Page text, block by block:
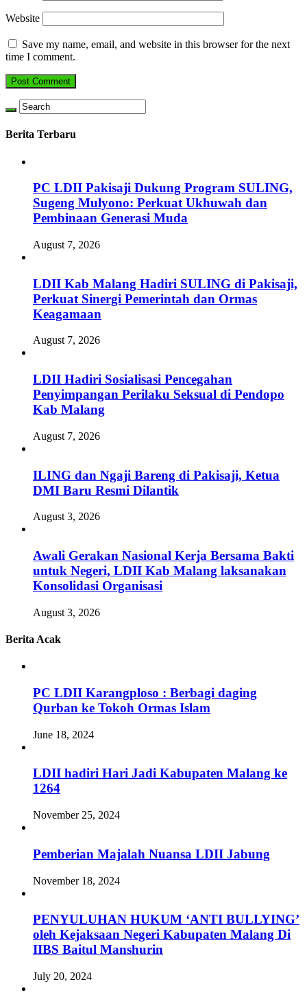
Website
Save my name, email, and website in this browser for the next
time I comment.
Berita Terbaru
PC LDII Pakisaji Dukung Program SULING,
Sugeng Mulyono: Perkuat Ukhuwah dan
Pembinaan Generasi Muda
August 7, 2026
LDII Kab Malang Hadiri SULING di Pakisaji,
Perkuat Sinergi Pemerintah dan Ormas
Keagamaan
August 7, 2026
LDII Hadiri Sosialisasi Pencegahan
Penyimpangan Perilaku Seksual di Pendopo
Kab Malang
August 7, 2026
ILING dan Ngaji Bareng di Pakisaji, Ketua
DMI Baru Resmi Dilantik
August 3, 2026
Awali Gerakan Nasional Kerja Bersama Bakti
untuk Negeri, LDII Kab Malang laksanakan
Konsolidasi Organisasi
August 3, 2026
Berita Acak
PC LDII Karangploso : Berbagi daging
Qurban ke Tokoh Ormas Islam
June 18, 2024
LDII hadiri Hari Jadi Kabupaten Malang ke
1264
November 25, 2024
Pemberian Majalah Nuansa LDII Jabung
November 18, 2024
PENYULUHAN HUKUM ‘ANTI BULLYING’
oleh Kejaksaan Negeri Kabupaten Malang Di
IIBS Baitul Manshurin
July 20, 2024